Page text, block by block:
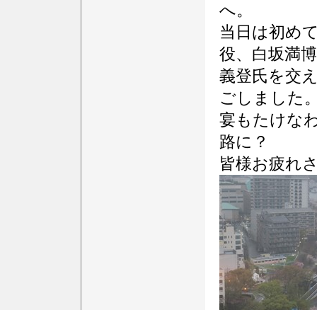
へ。
当日は初め
役、白坂満
義登氏を交
ごしました
宴もたけな
路に？
皆様お疲れ